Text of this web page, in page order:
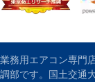
業務用エアコン専門
調部です。国土交通